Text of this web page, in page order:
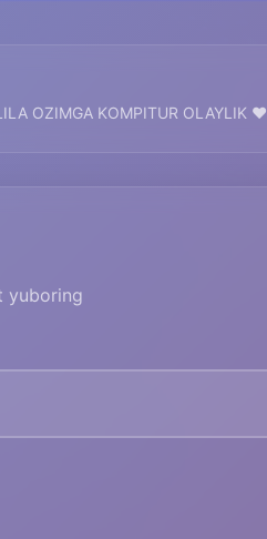
OZIMGA KOMPITUR OLAYLIK ❤️
yuboring